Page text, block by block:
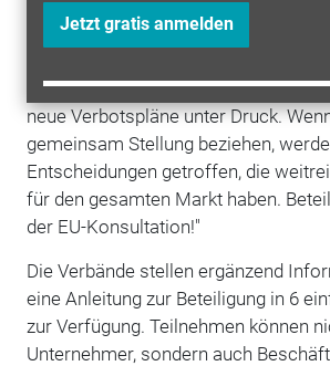
Jetzt gratis anmelden
Verantwortung des legalen Handels
Händler sorgen täglich für einen
regulierten Vertriebsstrukturen
neue Verbotspläne unter Druck.
gemeinsam Stellung beziehen,
Entscheidungen getroffen, die
für den gesamten Markt haben.
der EU-Konsultation!"
Die Verbände stellen ergänzend
eine Anleitung zur Beteiligung in 6
zur Verfügung. Teilnehmen können
Unternehmer, sondern auch